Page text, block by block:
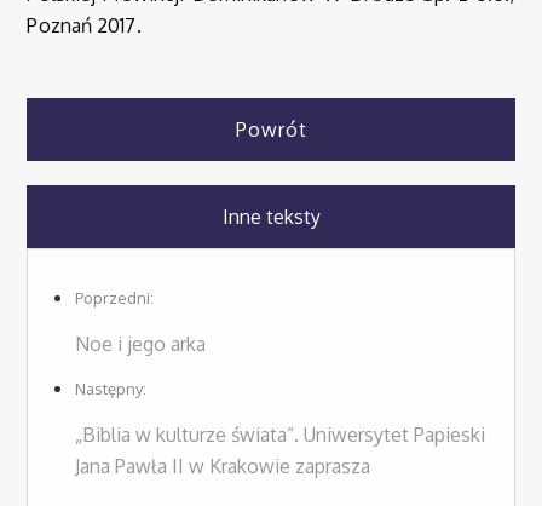
Poznań 2017.
Powrót
Inne teksty
Poprzedni:
Noe i jego arka
Następny:
„Biblia w kulturze świata”. Uniwersytet Papieski
Jana Pawła II w Krakowie zaprasza